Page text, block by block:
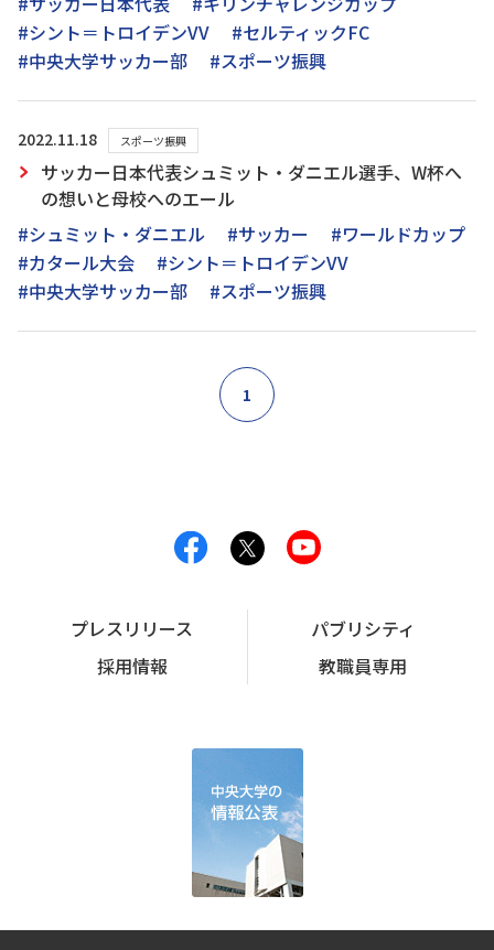
#シント＝トロイデンVV
#セルティックFC
#中央大学サッカー部
#スポーツ振興
2022.11.18 スポーツ振興
サッカー日本代表シュミット・ダニエル選手、W杯へ
の想いと母校へのエール
#シュミット・ダニエル
#サッカー
#ワールドカップ
#カタール大会
#シント＝トロイデンVV
#中央大学サッカー部
#スポーツ振興
1
プレスリリース
パブリシティ
採用情報
教職員専用